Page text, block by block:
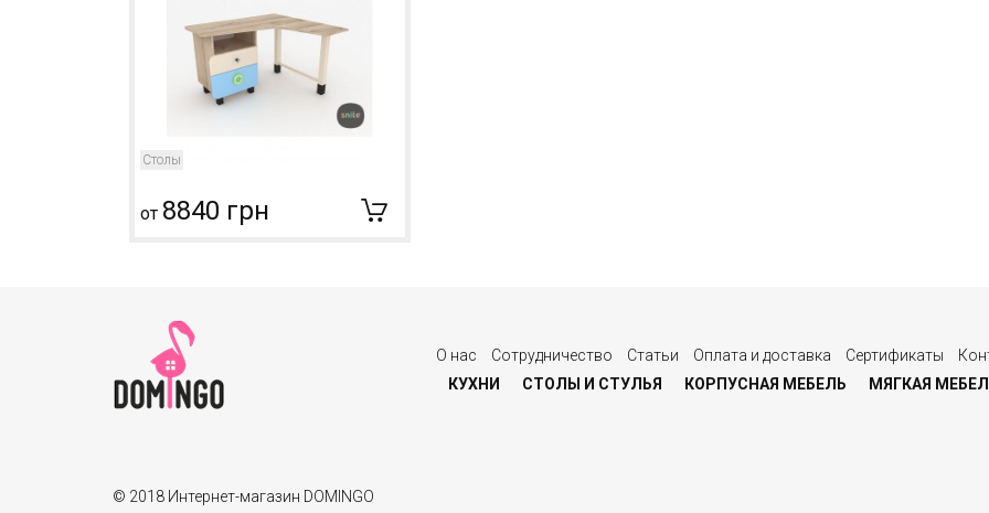
Столы
от 8840 грн
О нас Сотрудничество Статьи Оплата и доставка Сертификаты
КУХНИ
СТОЛЫ И СТУЛЬЯ КОРПУСНАЯ МЕБЕЛЬ МЯГКАЯ
© 2018 Интернет-магазин DOMINGO